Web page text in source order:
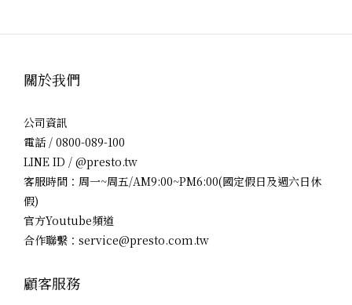
關於我們
公司資訊
電話 / 0800-089-100
LINE ID / @presto.tw
客服時間：周一~周五/AM9:00~PM6:00(國定假日及週六日休
假)
官方Youtube頻道
合作聯繫：service@presto.com.tw
顧客服務